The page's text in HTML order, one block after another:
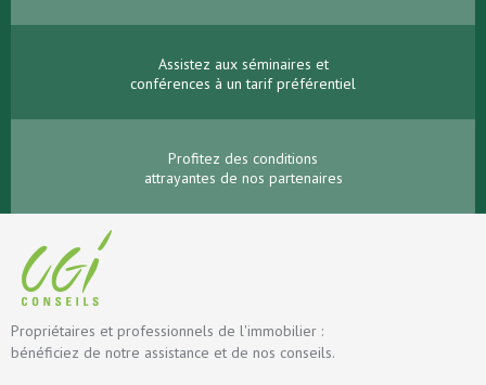
Assistez aux séminaires et
conférences à un tarif préférentiel
Profitez des conditions
attrayantes de nos partenaires
Propriétaires et professionnels de l'immobilier :
bénéficiez de notre assistance et de nos conseils.